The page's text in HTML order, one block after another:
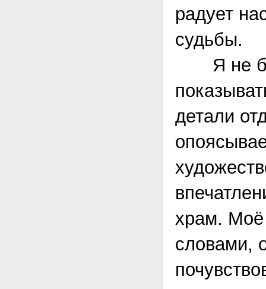
радует
судьбы.
Я не
детали
храм. Моё
словами,